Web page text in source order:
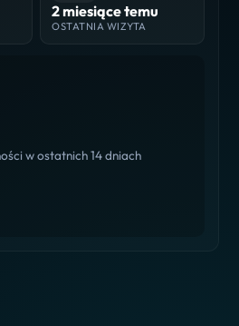
2 miesiące temu
OSTATNIA WIZYTA
w ostatnich 14 dniach